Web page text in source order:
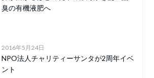
臭の有機液肥へ
2016年5月24日
NPO法人チャリティーサンタが2周年イベ
ント